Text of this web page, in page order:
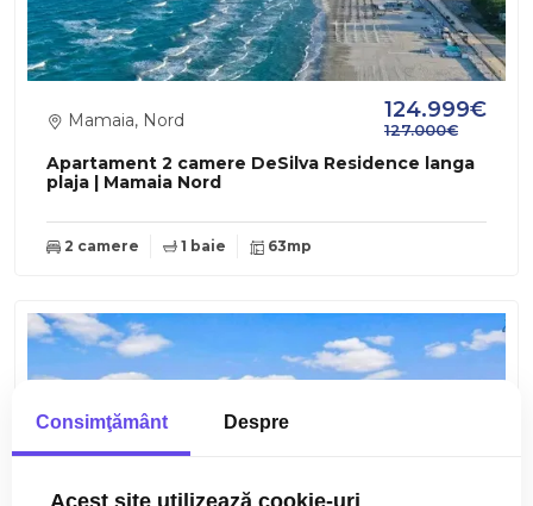
Apartament 2 camere DeSilva Residence langa
plaja | Mamaia Nord
Mamaia, Nord 124.999€
127.000€
2 camere 1 baie 63mp
Consimţământ Despre
Acest site utilizează cookie-uri